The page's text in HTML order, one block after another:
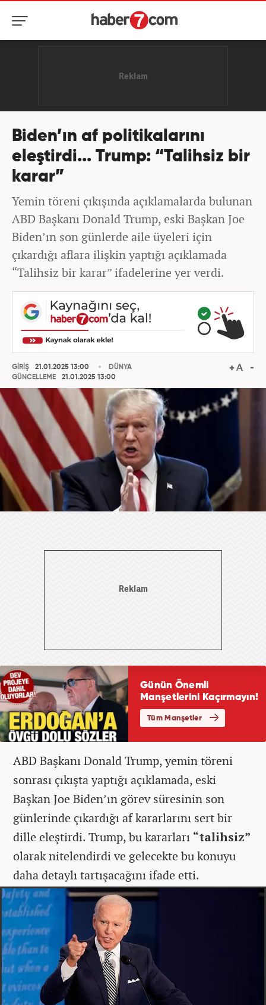
Biden’ın af politikalarını
eleştirdi... Trump: “Talihsiz bir
karar”
Yemin töreni çıkışında açıklamalarda bulunan
ABD Başkanı Donald Trump, eski Başkan Joe
Biden’ın son günlerde aile üyeleri için
çıkardığı aflara ilişkin yaptığı açıklamada
“Talihsiz bir karar” ifadelerine yer verdi.
GİRİŞ
21.01.2025 13:00
GÜNCELLEME
21.01.2025 13:00
DÜNYA
ABD Başkanı Donald Trump, yemin töreni
sonrası çıkışta yaptığı açıklamada, eski
Başkan Joe Biden’ın görev süresinin son
günlerinde çıkardığı af kararlarını sert bir
dille eleştirdi. Trump, bu kararları “talihsiz”
olarak nitelendirdi ve gelecekte bu konuyu
daha detaylı tartışacağını ifade etti.